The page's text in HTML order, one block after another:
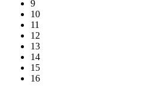
9
10
11
12
13
14
15
16